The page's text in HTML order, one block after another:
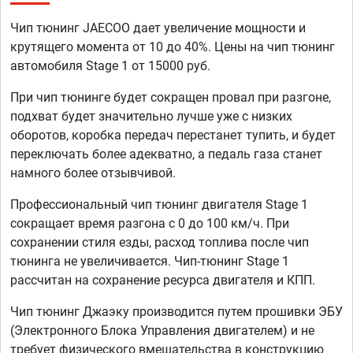
Чип тюнинг JAECOO дает увеличение мощности и
крутящего момента от 10 до 40%. Цены на чип тюнинг
автомобиля Stage 1 от 15000 руб.
При чип тюнинге будет сокращен провал при разгоне,
подхват будет значительно лучше уже с низких
оборотов, коробка передач перестанет тупить, и будет
переключать более адекватно, а педаль газа станет
намного более отзывчивой.
Профессиональный чип тюнинг двигателя Stage 1
сокращает время разгона с 0 до 100 км/ч. При
сохранении стиля езды, расход топлива после чип
тюнинга не увеличивается. Чип-тюнинг Stage 1
рассчитан на сохранение ресурса двигателя и КПП.
Чип тюнинг Джаэку производится путем прошивки ЭБУ
(Электронного Блока Управления двигателем) и не
требует физического вмешательства в конструкцию